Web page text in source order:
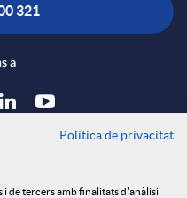
321
a
Política de privacitat
de tercers amb finalitats d'anàlisi